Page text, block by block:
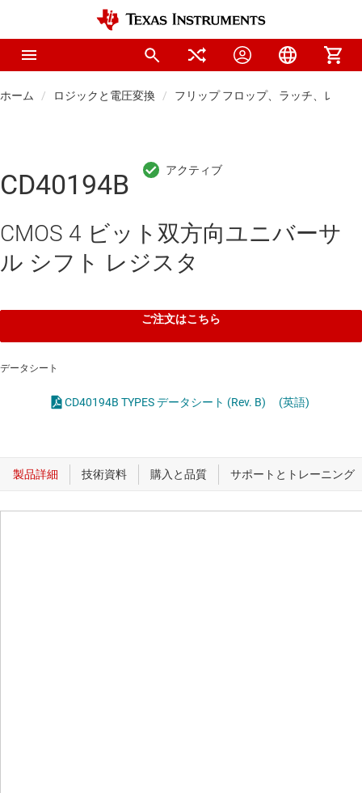
ホーム ロジックと電圧変換 フリップ フロップ、ラッチ、レジス
CD40194B
CMOS 4 ビット双方向ユニバーサ
ル シフト レジスタ
ご注文はこちら
データシート
CD40194B TYPES データシート (Rev. B) (英語)